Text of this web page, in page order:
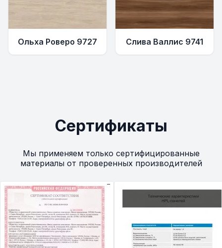
Ольха Роверо 9727 Слива Валлис 9741
Сертификаты
Мы применяем только сертифицированные
материалы от проверенных производителей